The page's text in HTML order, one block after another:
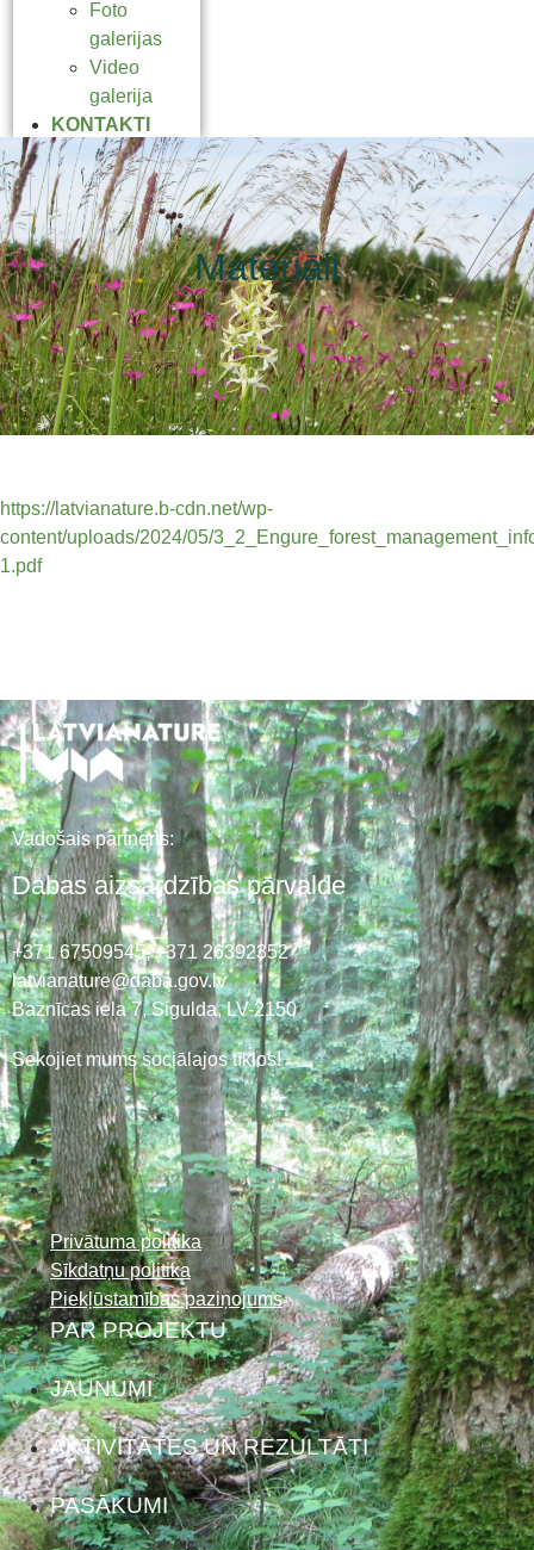
Foto
galerijas
Video
galerija
KONTAKTI
Materiāli
https://latvianature.b-cdn.net/wp-
content/uploads/2024/05/
1.pdf
Vadošais partneris:
Dabas aizsardzības pārvalde
+371 67509545,+371 26392352
latvianature@daba.gov.lv
Baznīcas iela 7, Sigulda, LV-2150
Sekojiet mums sociālajos tīklos!
Privātuma politika
Sīkdatņu politika
Piekļūstamības paziņojums
PAR PROJEKTU
JAUNUMI
AKTIVITĀTES UN REZULTĀTI
PASĀKUMI